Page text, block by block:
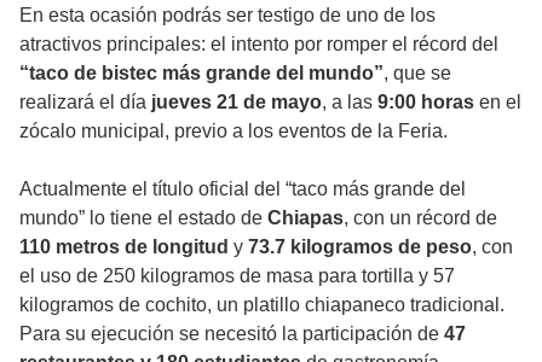
En esta ocasión podrás ser testigo de uno de los
atractivos principales: el intento por romper el récord del
“taco de bistec más grande del mundo”, que se
realizará el día jueves 21 de mayo, a las 9:00 horas en el
zócalo municipal, previo a los eventos de la Feria.
Actualmente el título oficial del “taco más grande del
mundo” lo tiene el estado de Chiapas, con un récord de
110 metros de longitud y 73.7 kilogramos de peso, con
el uso de 250 kilogramos de masa para tortilla y 57
kilogramos de cochito, un platillo chiapaneco tradicional.
Para su ejecución se necesitó la participación de 47